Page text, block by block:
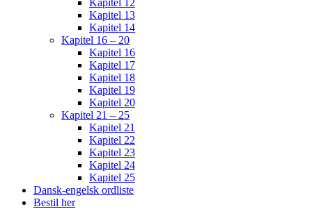
Kapitel 13
Kapitel 14
Kapitel 16 – 20
Kapitel 16
Kapitel 17
Kapitel 18
Kapitel 19
Kapitel 20
Kapitel 21 – 25
Kapitel 21
Kapitel 22
Kapitel 23
Kapitel 24
Kapitel 25
Dansk-engelsk ordliste
Bestil her